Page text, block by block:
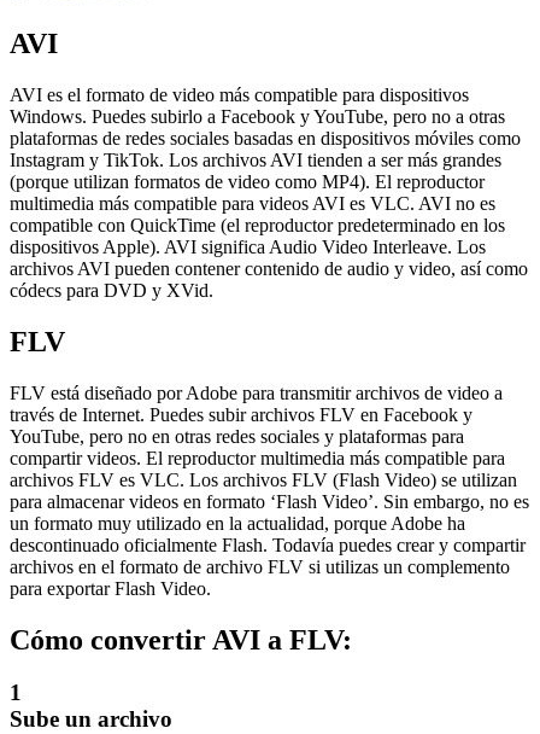
AVI
AVI es el formato de video más compatible para dispositivos
Windows. Puedes subirlo a Facebook y YouTube, pero no a otras
plataformas de redes sociales basadas en dispositivos móviles como
Instagram y TikTok. Los archivos AVI tienden a ser más grandes
(porque utilizan formatos de video como MP4). El reproductor
multimedia más compatible para videos AVI es VLC. AVI no es
compatible con QuickTime (el reproductor predeterminado en los
dispositivos Apple). AVI significa Audio Video Interleave. Los
archivos AVI pueden contener contenido de audio y video, así como
códecs para DVD y XVid.
FLV
FLV está diseñado por Adobe para transmitir archivos de video a
través de Internet. Puedes subir archivos FLV en Facebook y
YouTube, pero no en otras redes sociales y plataformas para
compartir videos. El reproductor multimedia más compatible para
archivos FLV es VLC. Los archivos FLV (Flash Video) se utilizan
para almacenar videos en formato ‘Flash Video’. Sin embargo, no es
un formato muy utilizado en la actualidad, porque Adobe ha
descontinuado oficialmente Flash. Todavía puedes crear y compartir
archivos en el formato de archivo FLV si utilizas un complemento
para exportar Flash Video.
Cómo convertir AVI a FLV:
1
Sube un archivo